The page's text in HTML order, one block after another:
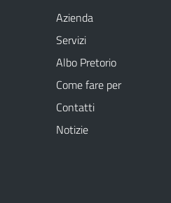
Azienda
Servizi
Albo Pretorio
Come fare per
Contatti
Notizie